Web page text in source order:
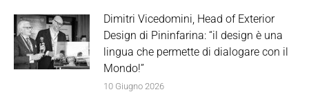
Dimitri Vicedomini, Head of Exterior
Design di Pininfarina: “il design è una
lingua che permette di dialogare con il
Mondo!”
10 Giugno 2026